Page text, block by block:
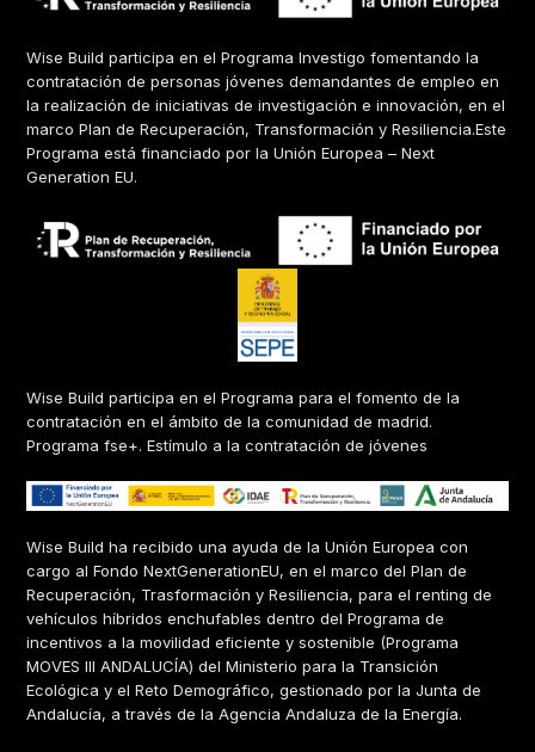
Wise Build participa en el Programa Investigo fomentando la
contratación de personas jóvenes demandantes de empleo en
la realización de iniciativas de investigación e innovación, en el
marco Plan de Recuperación, Transformación y Resiliencia.Este
Programa está financiado por la Unión Europea – Next
Generation EU.
Wise Build participa en el Programa para el fomento de la
contratación en el ámbito de la comunidad de madrid.
Programa fse+. Estímulo a la contratación de jóvenes
Wise Build ha recibido una ayuda de la Unión Europea con
cargo al Fondo NextGenerationEU, en el marco del Plan de
Recuperación, Trasformación y Resiliencia, para el renting de
vehículos híbridos enchufables dentro del Programa de
incentivos a la movilidad eficiente y sostenible (Programa
MOVES III ANDALUCÍA) del Ministerio para la Transición
Ecológica y el Reto Demográfico, gestionado por la Junta de
Andalucía, a través de la Agencia Andaluza de la Energía.